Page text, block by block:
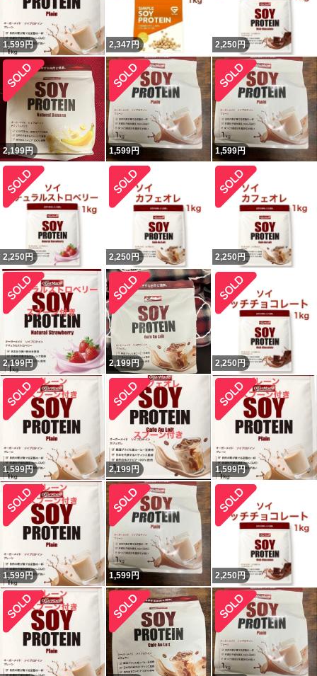
1,599円 2,347 円 2,250 円
2,199円 1,599円 1,599円
2,250 円 2,250 円 2,250 円
2,199円 2,199円 2,250 円
1,599円 2,199円 1,599円
1,599円 1,599円 2,250 円